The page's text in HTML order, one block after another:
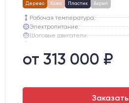
Дерево Кожа Пластик Акрил
Рабочая температура:
Электропитание:
Шаговые двигатели:
Направляющие оси Y:
Направляющие оси Х:
от 313 000 ₽
Заказать